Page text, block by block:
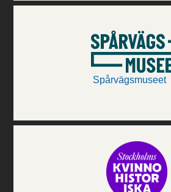
Spårvägsmuseet